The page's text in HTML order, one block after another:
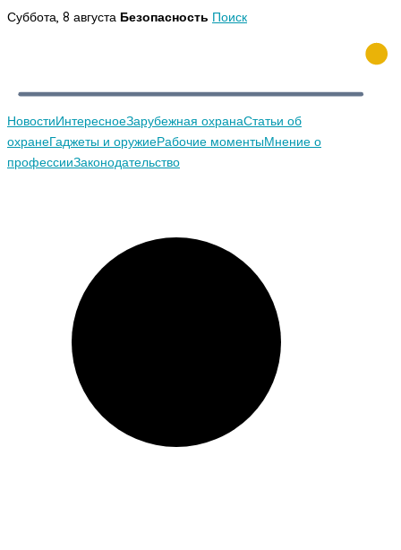
Перейти
Суббота, 8 августа Безопасность Поиск
НовостиИнтересноеЗарубежная охранаСтатьи об
охранеГаджеты и оружиеРабочие моментыМнение о
профессииЗаконодательство